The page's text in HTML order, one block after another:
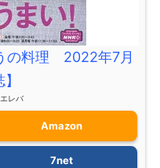
の料理 2022年7月
レバ
Amazon
7net